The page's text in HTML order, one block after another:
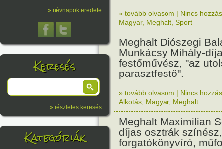
» névnapok eredete
Keresés
» részletes keresés
Kategóriák
» tovább olvasom | Nincs
Magyar, Meghalt Sport
Meghalt Diószegi
Munkácsy Mihály-
festőművész, "az
parasztfestő".
» tovább olvasom | Nincs
Alkotás Magyar, Meghalt
Meghalt Maximilian
díjas osztrák
forgatókönyvíró,